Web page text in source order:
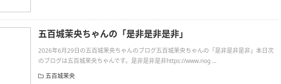
五百城茉央ちゃんの「是非是非是非」
2026年6月29日の五百城茉央ちゃんのブログ五百城茉央ちゃんの「是非是非是非」本日次
のブログは五百城茉央ちゃんです。是非是非是非https://www.nog ...
五百城茉央